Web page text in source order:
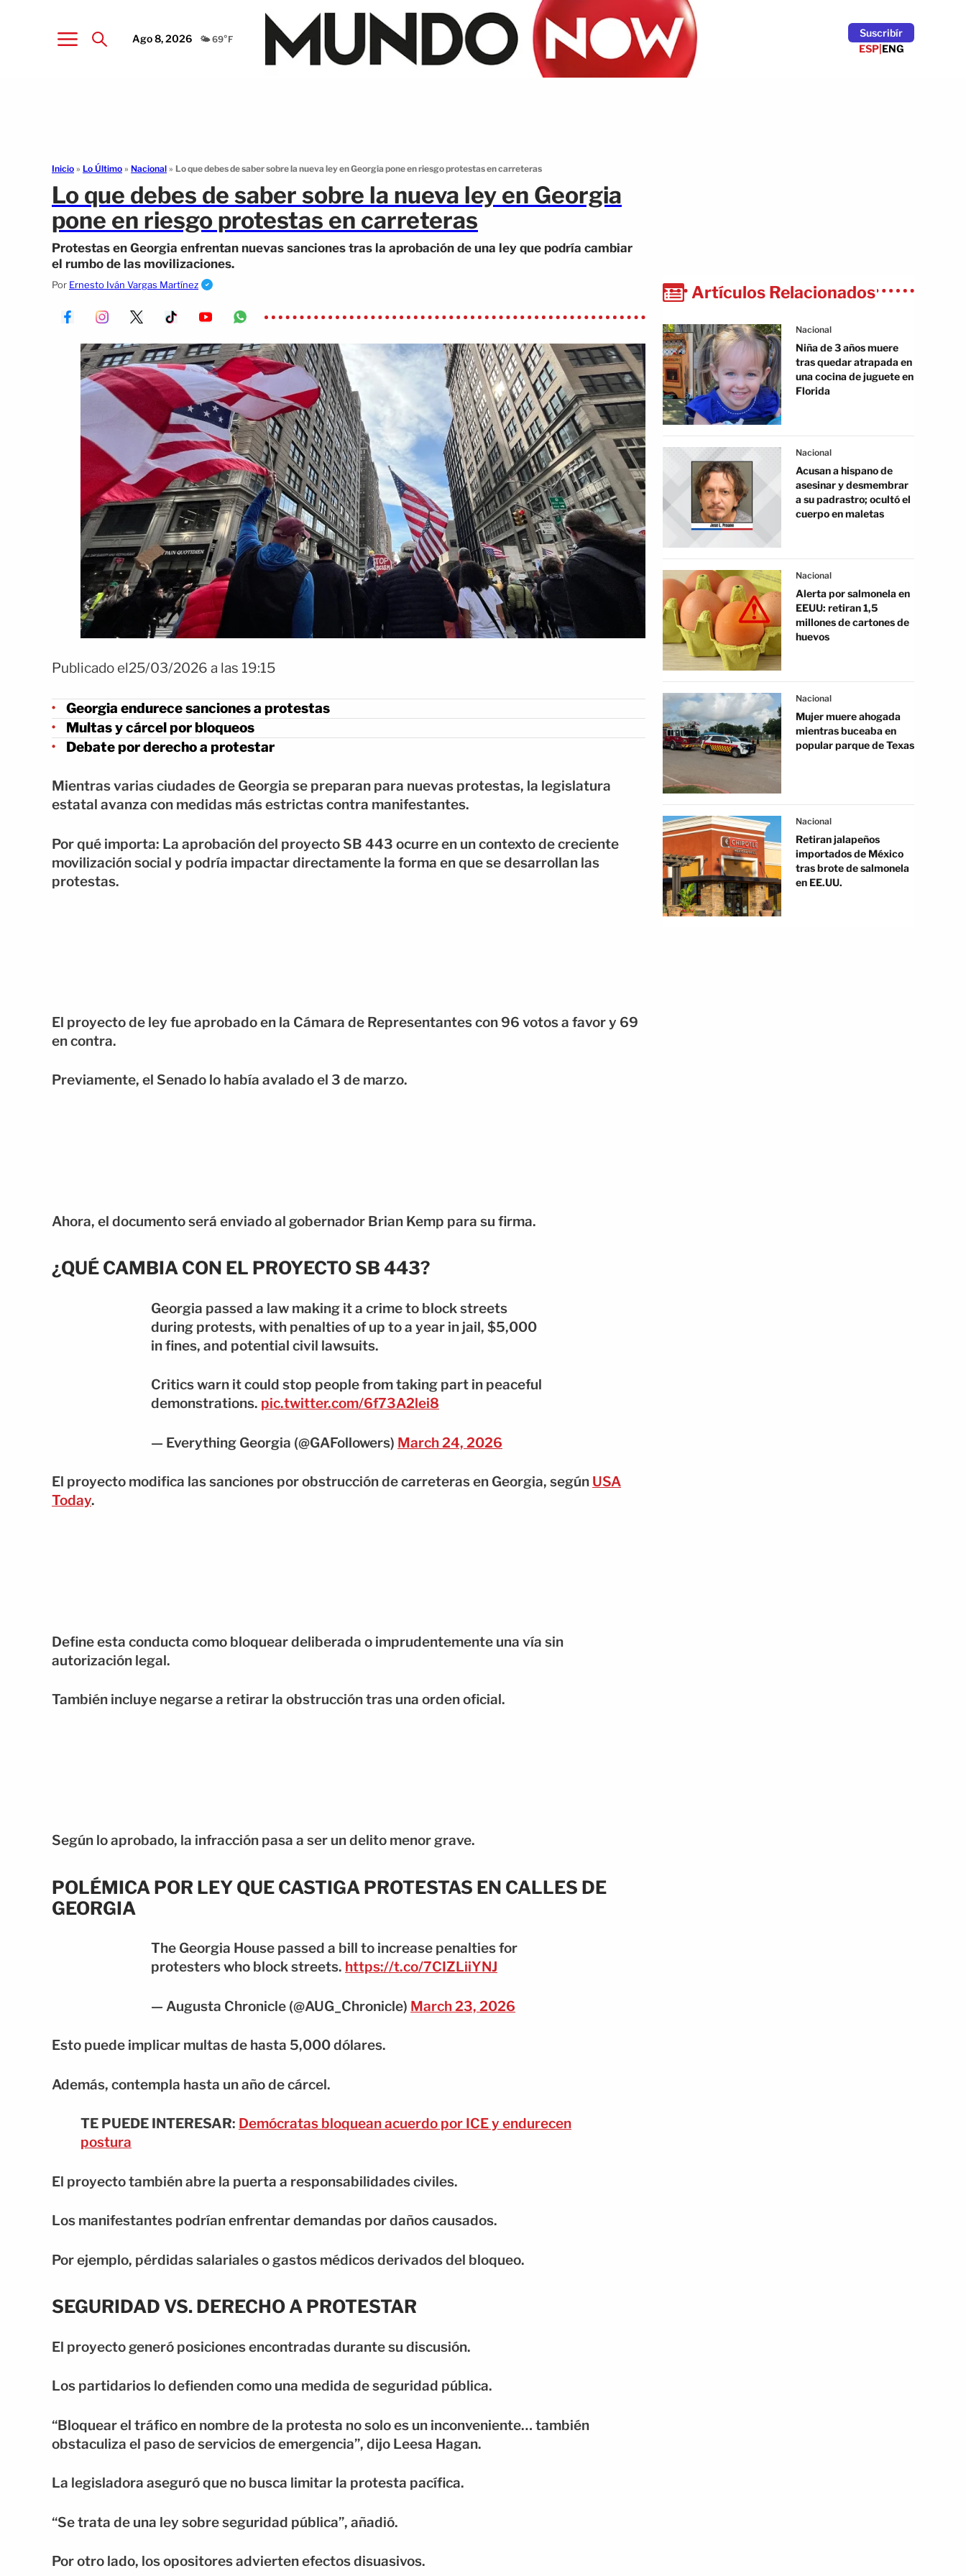
Ago 8, 2026 🌤️ 69°F
Suscribír
ESP|ENG
Inicio » Lo Último » Nacional » Lo que debes de saber sobre la nueva ley en Georgia pone en riesgo protestas en carreteras
Lo que debes de saber sobre la nueva ley en Georgia
pone en riesgo protestas en carreteras
Protestas en Georgia enfrentan nuevas sanciones tras la aprobación de una ley que podría cambiar
el rumbo de las movilizaciones.
Por Ernesto Iván Vargas Martínez
Publicado el25/03/2026 a las 19:15
Georgia endurece sanciones a protestas
Multas y cárcel por bloqueos
Debate por derecho a protestar
Mientras varias ciudades de Georgia se preparan para nuevas protestas, la legislatura
estatal avanza con medidas más estrictas contra manifestantes.
Por qué importa: La aprobación del proyecto SB 443 ocurre en un contexto de creciente
movilización social y podría impactar directamente la forma en que se desarrollan las
protestas.
El proyecto de ley fue aprobado en la Cámara de Representantes con 96 votos a favor y 69
en contra.
Previamente, el Senado lo había avalado el 3 de marzo.
Ahora, el documento será enviado al gobernador Brian Kemp para su firma.
¿QUÉ CAMBIA CON EL PROYECTO SB 443?
Georgia passed a law making it a crime to block streets
during protests, with penalties of up to a year in jail, $5,000
in fines, and potential civil lawsuits.
Critics warn it could stop people from taking part in peaceful
demonstrations. pic.twitter.com/6f73A2lei8
— Everything Georgia (@GAFollowers) March 24, 2026
El proyecto modifica las sanciones por obstrucción de carreteras en Georgia, según USA
Today.
Define esta conducta como bloquear deliberada o imprudentemente una vía sin
autorización legal.
También incluye negarse a retirar la obstrucción tras una orden oficial.
Según lo aprobado, la infracción pasa a ser un delito menor grave.
POLÉMICA POR LEY QUE CASTIGA PROTESTAS EN CALLES DE
GEORGIA
The Georgia House passed a bill to increase penalties for
protesters who block streets. https://t.co/7CIZLiiYNJ
— Augusta Chronicle (@AUG_Chronicle) March 23, 2026
Esto puede implicar multas de hasta 5,000 dólares.
Además, contempla hasta un año de cárcel.
TE PUEDE INTERESAR: Demócratas bloquean acuerdo por ICE y endurecen
postura
El proyecto también abre la puerta a responsabilidades civiles.
Los manifestantes podrían enfrentar demandas por daños causados.
Por ejemplo, pérdidas salariales o gastos médicos derivados del bloqueo.
SEGURIDAD VS. DERECHO A PROTESTAR
El proyecto generó posiciones encontradas durante su discusión.
Los partidarios lo defienden como una medida de seguridad pública.
“Bloquear el tráfico en nombre de la protesta no solo es un inconveniente… también
obstaculiza el paso de servicios de emergencia”, dijo Leesa Hagan.
La legisladora aseguró que no busca limitar la protesta pacífica.
“Se trata de una ley sobre seguridad pública”, añadió.
Por otro lado, los opositores advierten efectos disuasivos.
Artículos Relacionados
Nacional
Niña de 3 años muere
tras quedar atrapada en
una cocina de juguete en
Florida
Nacional
Acusan a hispano de
asesinar y desmembrar
a su padrastro; ocultó el
cuerpo en maletas
Nacional
Alerta por salmonela en
EEUU: retiran 1,5
millones de cartones de
huevos
Nacional
Mujer muere ahogada
mientras buceaba en
popular parque de Texas
Nacional
Retiran jalapeños
importados de México
tras brote de salmonela
en EE.UU.